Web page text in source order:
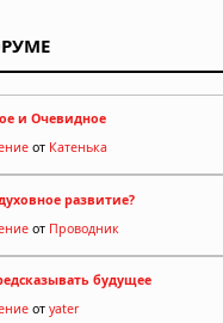
и Очевидное
от Катенька
развитие?
от Проводник
будущее
от yater